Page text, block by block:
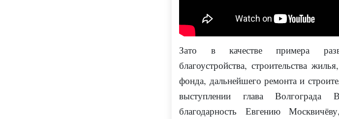
Зато в качестве примера
благоустройства, строительства
фонда, дальнейшего ремонта и
выступлении глава
благодарность Евгению